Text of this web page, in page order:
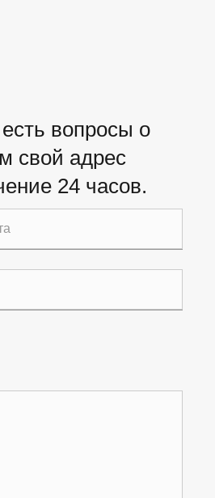
вопросы о
свой адрес
24 часов.